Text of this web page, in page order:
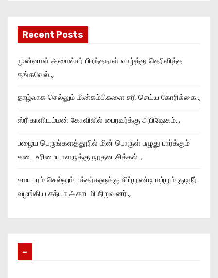
Recent Posts
முன்னாள் அமைச்சர் பிறந்தநாள் வாழ்த்து தெரிவித்த
தங்கவேல்..,
தாழ்வாக செல்லும் மின்கம்பிகளை சரி செய்ய கோரிக்கை..,
ஸ்ரீ காளியம்மன் கோவிலில் பைரவர்க்கு அபிஷேகம்..,
பழைய பெருங்களத்தூரில் மின் பொருள் பழுது பார்க்கும்
கடை உரிமையாளருக்கு நூதன சிக்கல்..,
சமயபுரம் செல்லும் பக்தர்களுக்கு சிற்றுண்டி மற்றும் குடிநீர்
வழங்கிய சத்யா அகாடமி நிறுவனர்..,
–